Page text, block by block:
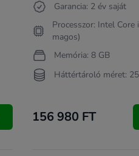
Garancia: 2 év saját
Processzor: Intel
magos)
Memória: 8 GB
Háttértároló méret:
156 980 FT